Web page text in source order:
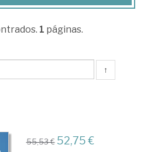
1 páginas.
↑
55,53 € 52,75 €